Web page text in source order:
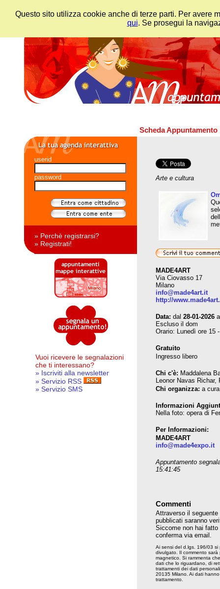
Questo sito utilizza cookie anche di terze parti. Per
qui. Se prosegui la
Scheda Appuntamento
userid
password
» Perchè registrarsi?
» Registrati!
Vuoi ricevere le segnalazioni
che ti interessano?
» Iscriviti alla newsletter
» Servizio RSS
» Servizio SMS
Arte e cultura
MADE4ART
Via Ciovasso 17
Milano
info@made4art.it
http://
Data: dal 28-01-2026
Escluso il dom
Orario: Lunedì ore 15
Gratuito
Ingresso libero
Chi c'è: Maddalena
Leonor Navas
Chi organizza: a
Informazioni
Nella foto: opera di
Per Informazioni:
MADE4ART
info@made4expo.it
Appuntamento
15:41:45
Commenti
Attraverso il
pubblicati saranno
Siccome non hai
conferma via email.
Ai sensi del d.lgs. 196/03 si
divulgato. Il commento
magnetico. Si rammenta
dati che lo riguardano, di
trattamenti dei dati
20135 Milano. Ai dati
trattamento.